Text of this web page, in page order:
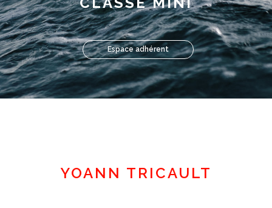
Espace adhérent
YOANN TRICAULT